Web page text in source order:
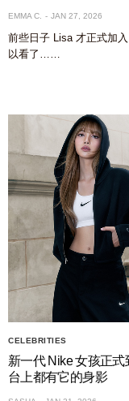
EMMA C. JAN 27, 2026
前些日子 Lisa 才正式加
以看了……
CELEBRITIES
新一代 Nike 女孩正
台上都有它的身影